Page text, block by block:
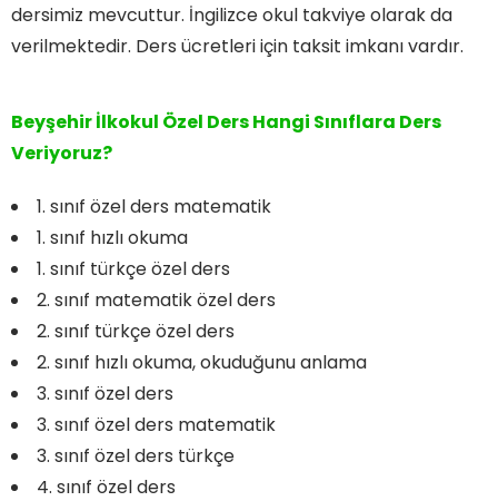
dersimiz mevcuttur. İngilizce okul takviye olarak da
verilmektedir. Ders ücretleri için taksit imkanı vardır.
Beyşehir İlkokul Özel Ders Hangi Sınıflara Ders
Veriyoruz?
1. sınıf özel ders matematik
1. sınıf hızlı okuma
1. sınıf türkçe özel ders
2. sınıf matematik özel ders
2. sınıf türkçe özel ders
2. sınıf hızlı okuma, okuduğunu anlama
3. sınıf özel ders
3. sınıf özel ders matematik
3. sınıf özel ders türkçe
4. sınıf özel ders